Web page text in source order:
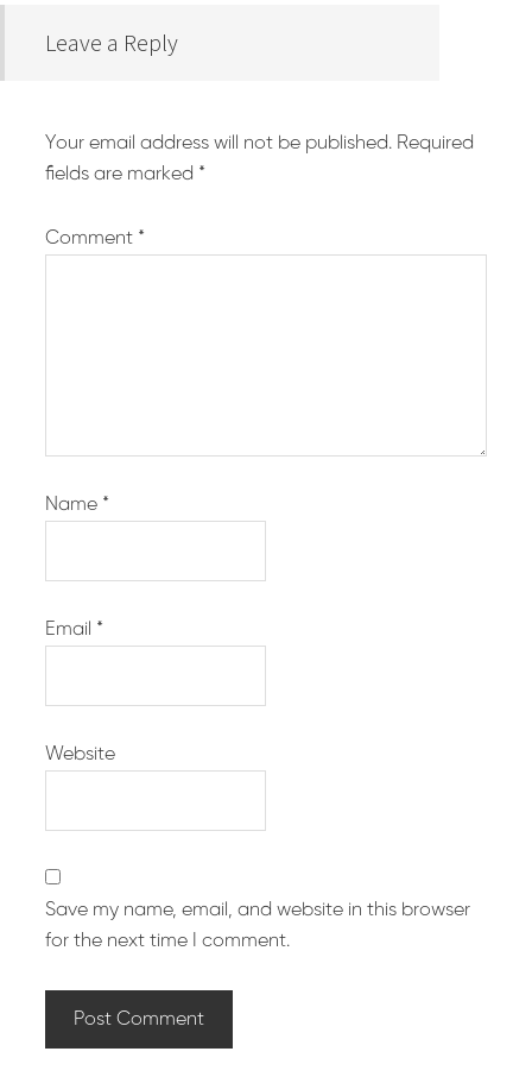
Leave a Reply
Your email address will not be published. Required
fields are marked *
Comment *
Name *
Email *
Website
Save my name, email, and website in this browser
for the next time I comment.